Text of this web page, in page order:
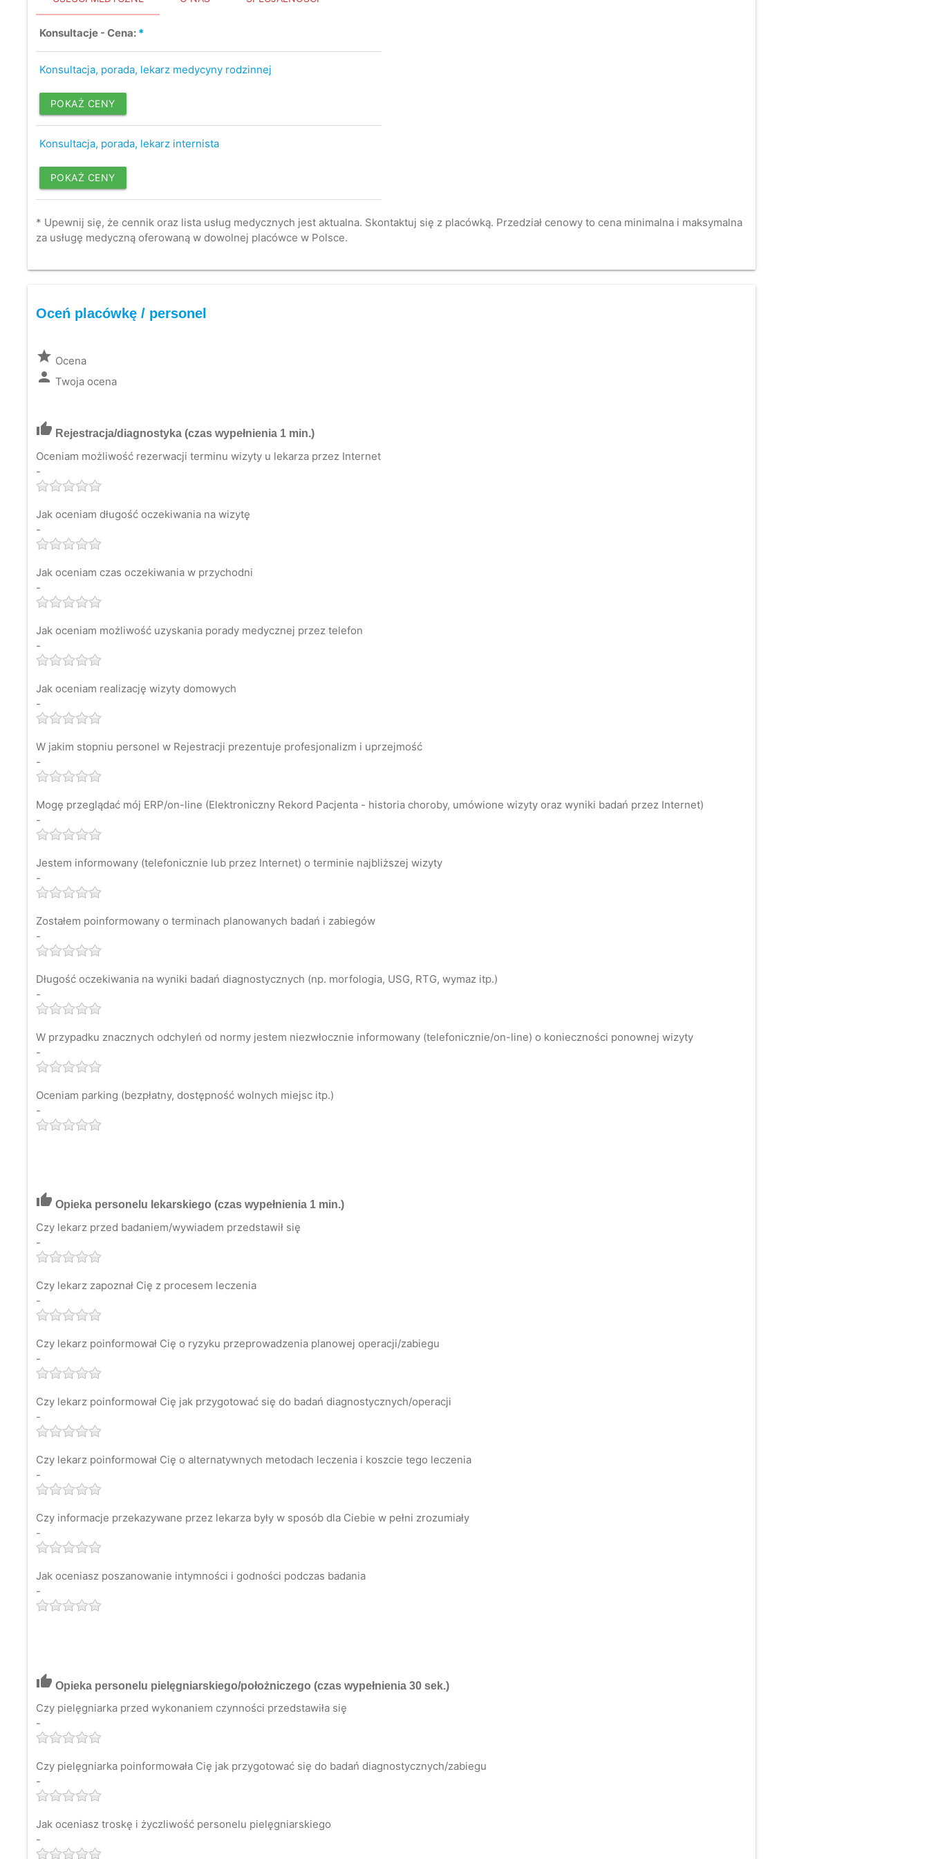
Konsultacje - Cena: *
Konsultacja, porada, lekarz medycyny rodzinnej
POKAŻ CENY
Konsultacja, porada, lekarz internista
POKAŻ CENY
* Upewnij się, że cennik oraz lista usług medycznych jest aktualna. Skontaktuj się z placówką. Przedział cenowy to cena minimalna i maksymalna
za usługę medyczną oferowaną w dowolnej placówce w Polsce.
Oceń placówkę / personel
grade Ocena
person Twoja ocena
thumb_up Rejestracja/diagnostyka (czas wypełnienia 1 min.)
Oceniam możliwość rezerwacji terminu wizyty u lekarza przez Internet
-
Jak oceniam długość oczekiwania na wizytę
-
Jak oceniam czas oczekiwania w przychodni
-
Jak oceniam możliwość uzyskania porady medycznej przez telefon
-
Jak oceniam realizację wizyty domowych
-
W jakim stopniu personel w Rejestracji prezentuje profesjonalizm i uprzejmość
-
Mogę przeglądać mój ERP/on-line (Elektroniczny Rekord Pacjenta - historia choroby, umówione wizyty oraz wyniki badań przez Internet)
-
Jestem informowany (telefonicznie lub przez Internet) o terminie najbliższej wizyty
-
Zostałem poinformowany o terminach planowanych badań i zabiegów
-
Długość oczekiwania na wyniki badań diagnostycznych (np. morfologia, USG, RTG, wymaz itp.)
-
W przypadku znacznych odchyleń od normy jestem niezwłocznie informowany (telefonicznie/on-line) o konieczności ponownej wizyty
-
Oceniam parking (bezpłatny, dostępność wolnych miejsc itp.)
-
thumb_up Opieka personelu lekarskiego (czas wypełnienia 1 min.)
Czy lekarz przed badaniem/wywiadem przedstawił się
-
Czy lekarz zapoznał Cię z procesem leczenia
-
Czy lekarz poinformował Cię o ryzyku przeprowadzenia planowej operacji/zabiegu
-
Czy lekarz poinformował Cię jak przygotować się do badań diagnostycznych/operacji
-
Czy lekarz poinformował Cię o alternatywnych metodach leczenia i koszcie tego leczenia
-
Czy informacje przekazywane przez lekarza były w sposób dla Ciebie w pełni zrozumiały
-
Jak oceniasz poszanowanie intymności i godności podczas badania
-
thumb_up Opieka personelu pielęgniarskiego/położniczego (czas wypełnienia 30 sek.)
Czy pielęgniarka przed wykonaniem czynności przedstawiła się
-
Czy pielęgniarka poinformowała Cię jak przygotować się do badań diagnostycznych/zabiegu
-
Jak oceniasz troskę i życzliwość personelu pielęgniarskiego
-